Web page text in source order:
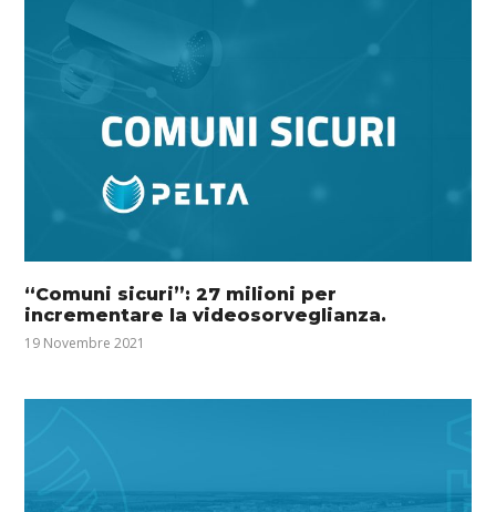
“Comuni sicuri”: 27 milioni per
incrementare la videosorveglianza.
19 Novembre 2021